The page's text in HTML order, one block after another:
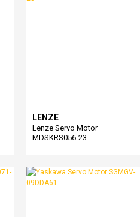
LENZE
Lenze Servo Motor
MDSKRS056-23